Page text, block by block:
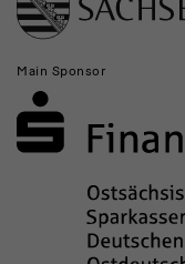
Main Sponsor